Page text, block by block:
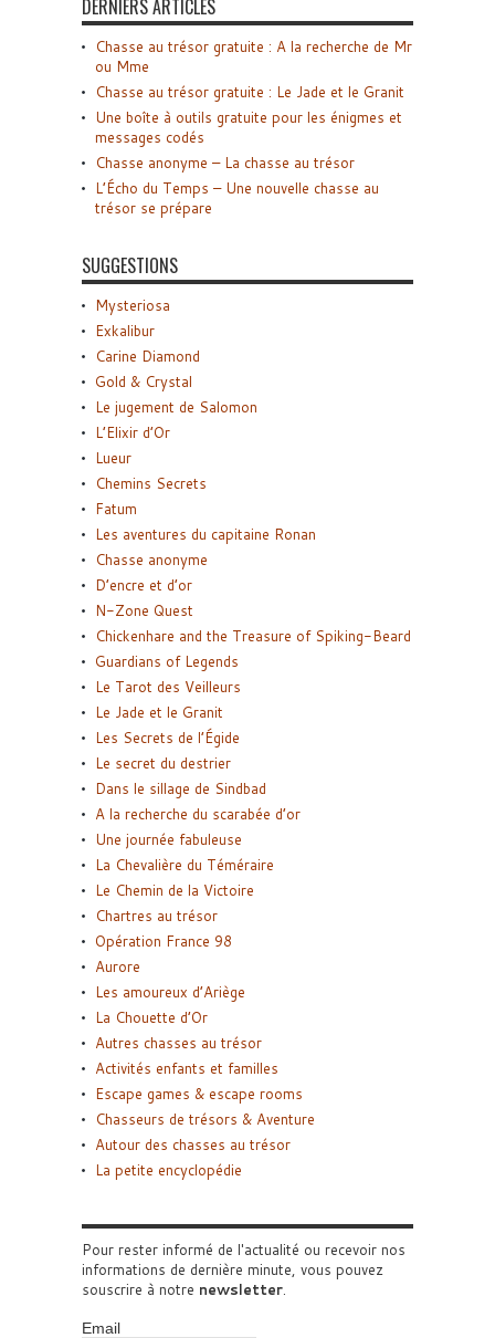
DERNIERS ARTICLES
Chasse au trésor gratuite : A la recherche de Mr
ou Mme
Chasse au trésor gratuite : Le Jade et le Granit
Une boîte à outils gratuite pour les énigmes et
messages codés
Chasse anonyme – La chasse au trésor
L’Écho du Temps – Une nouvelle chasse au
trésor se prépare
SUGGESTIONS
Mysteriosa
Exkalibur
Carine Diamond
Gold & Crystal
Le jugement de Salomon
L’Elixir d’Or
Lueur
Chemins Secrets
Fatum
Les aventures du capitaine Ronan
Chasse anonyme
D’encre et d’or
N-Zone Quest
Chickenhare and the Treasure of Spiking-Beard
Guardians of Legends
Le Tarot des Veilleurs
Le Jade et le Granit
Les Secrets de l’Égide
Le secret du destrier
Dans le sillage de Sindbad
A la recherche du scarabée d’or
Une journée fabuleuse
La Chevalière du Téméraire
Le Chemin de la Victoire
Chartres au trésor
Opération France 98
Aurore
Les amoureux d’Ariège
La Chouette d’Or
Autres chasses au trésor
Activités enfants et familles
Escape games & escape rooms
Chasseurs de trésors & Aventure
Autour des chasses au trésor
La petite encyclopédie
Pour rester informé de l'actualité ou recevoir nos
informations de dernière minute, vous pouvez
souscrire à notre newsletter.
Email